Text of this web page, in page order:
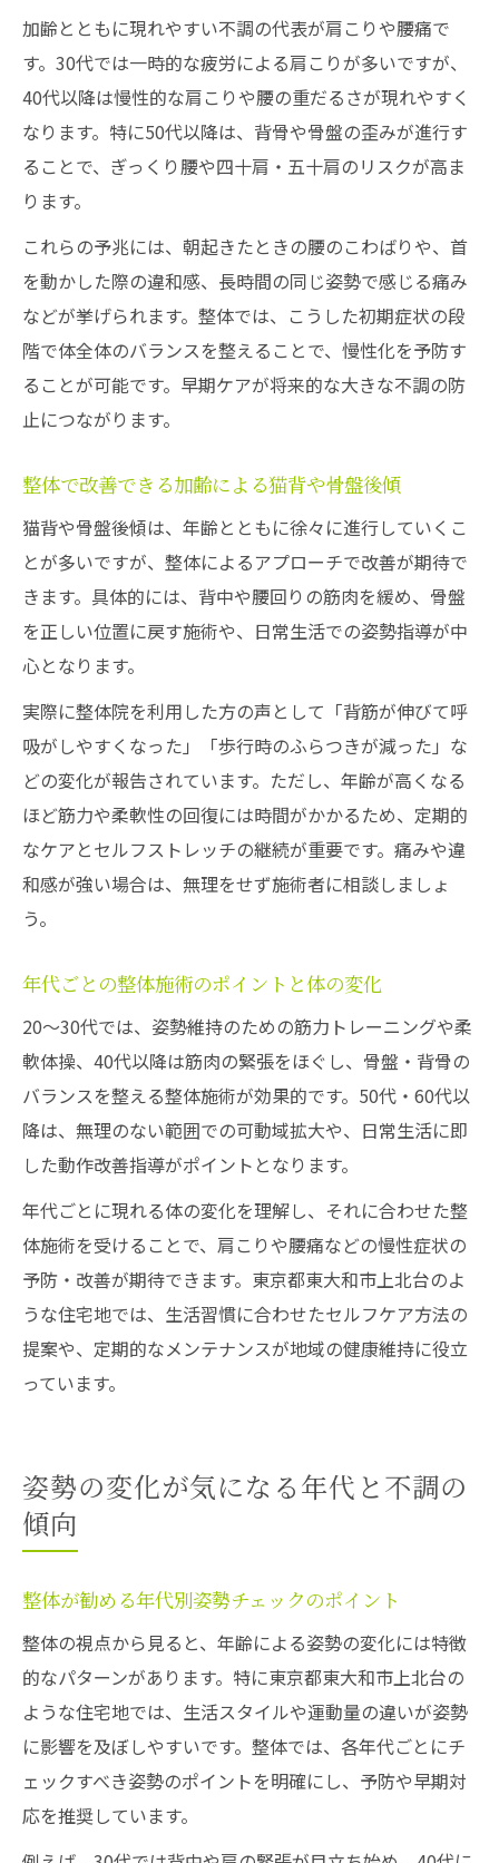
加齢とともに現れやすい不調の代表が肩こりや腰痛で
す。30代では一時的な疲労による肩こりが多いですが、
40代以降は慢性的な肩こりや腰の重だるさが現れやすく
なります。特に50代以降は、背骨や骨盤の歪みが進行す
ることで、ぎっくり腰や四十肩・五十肩のリスクが高ま
ります。
これらの予兆には、朝起きたときの腰のこわばりや、首
を動かした際の違和感、長時間の同じ姿勢で感じる痛み
などが挙げられます。整体では、こうした初期症状の段
階で体全体のバランスを整えることで、慢性化を予防す
ることが可能です。早期ケアが将来的な大きな不調の防
止につながります。
整体で改善できる加齢による猫背や骨盤後傾
猫背や骨盤後傾は、年齢とともに徐々に進行していくこ
とが多いですが、整体によるアプローチで改善が期待で
きます。具体的には、背中や腰回りの筋肉を緩め、骨盤
を正しい位置に戻す施術や、日常生活での姿勢指導が中
心となります。
実際に整体院を利用した方の声として「背筋が伸びて呼
吸がしやすくなった」「歩行時のふらつきが減った」な
どの変化が報告されています。ただし、年齢が高くなる
ほど筋力や柔軟性の回復には時間がかかるため、定期的
なケアとセルフストレッチの継続が重要です。痛みや違
和感が強い場合は、無理をせず施術者に相談しましょ
う。
年代ごとの整体施術のポイントと体の変化
20～30代では、姿勢維持のための筋力トレーニングや柔
軟体操、40代以降は筋肉の緊張をほぐし、骨盤・背骨の
バランスを整える整体施術が効果的です。50代・60代以
降は、無理のない範囲での可動域拡大や、日常生活に即
した動作改善指導がポイントとなります。
年代ごとに現れる体の変化を理解し、それに合わせた整
体施術を受けることで、肩こりや腰痛などの慢性症状の
予防・改善が期待できます。東京都東大和市上北台のよ
うな住宅地では、生活習慣に合わせたセルフケア方法の
提案や、定期的なメンテナンスが地域の健康維持に役立
っています。
姿勢の変化が気になる年代と不調の
傾向
整体が勧める年代別姿勢チェックのポイント
整体の視点から見ると、年齢による姿勢の変化には特徴
的なパターンがあります。特に東京都東大和市上北台の
ような住宅地では、生活スタイルや運動量の違いが姿勢
に影響を及ぼしやすいです。整体では、各年代ごとにチ
ェックすべき姿勢のポイントを明確にし、予防や早期対
応を推奨しています。